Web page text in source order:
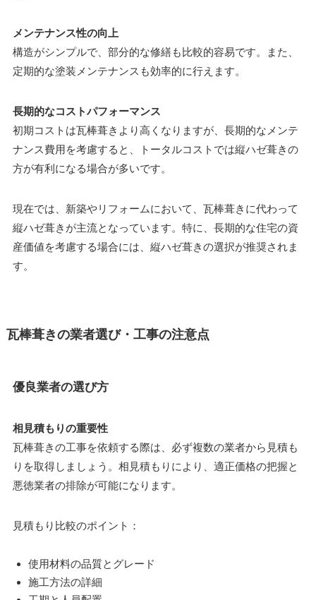
メンテナンス性の向上
構造がシンプルで、部分的な修繕も比較的容易です。また、
定期的な塗装メンテナンスも効率的に行えます。
長期的なコストパフォーマンス
初期コストは瓦棒葺きより高くなりますが、長期的なメンテ
ナンス費用を考慮すると、トータルコストでは縦ハゼ葺きの
方が有利になる場合が多いです。
現在では、新築やリフォームにおいて、瓦棒葺きに代わって
縦ハゼ葺きが主流となっています。特に、長期的な住宅の資
産価値を考慮する場合には、縦ハゼ葺きの選択が推奨されま
す。
瓦棒葺きの業者選び・工事の注意点
優良業者の選び方
相見積もりの重要性
瓦棒葺きの工事を依頼する際は、必ず複数の業者から見積も
りを取得しましょう。相見積もりにより、適正価格の把握と
悪徳業者の排除が可能になります。
見積もり比較のポイント：
使用材料の品質とグレード
施工方法の詳細